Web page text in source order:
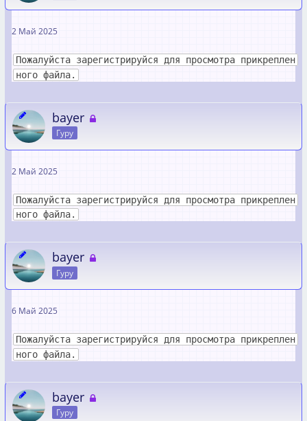
2 Май 2025
Пожалуйста зарегистрируйся для просмотра прикреплен
ного файла.
bayer
Гуру
2 Май 2025
Пожалуйста зарегистрируйся для просмотра прикреплен
ного файла.
bayer
Гуру
6 Май 2025
Пожалуйста зарегистрируйся для просмотра прикреплен
ного файла.
bayer
Гуру